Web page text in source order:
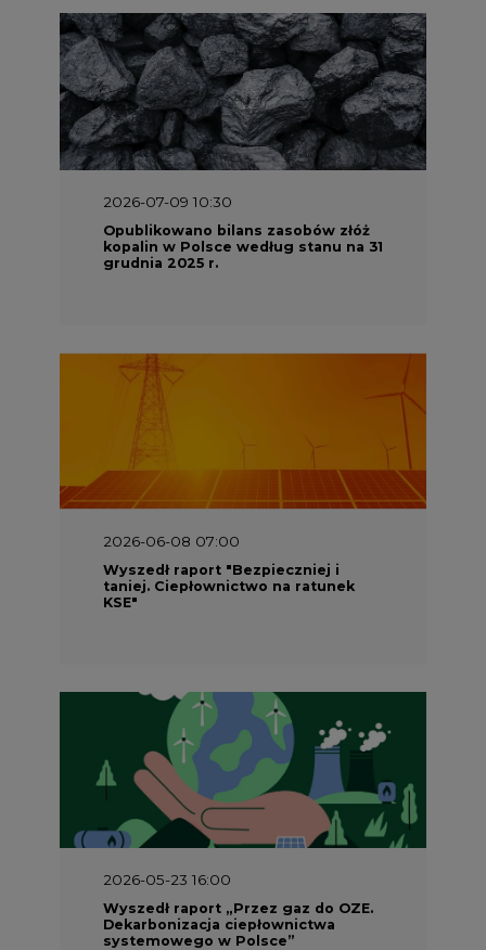
2026-07-09 10:30
Opublikowano bilans zasobów złóż
kopalin w Polsce według stanu na 31
grudnia 2025 r.
2026-06-08 07:00
Wyszedł raport "Bezpieczniej i
taniej. Ciepłownictwo na ratunek
KSE"
2026-05-23 16:00
Wyszedł raport „Przez gaz do OZE.
Dekarbonizacja ciepłownictwa
systemowego w Polsce”